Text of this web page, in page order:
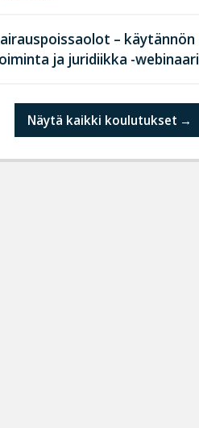
– käytännön
ja juridiikka -webinaari
Näytä kaikki koulutukset